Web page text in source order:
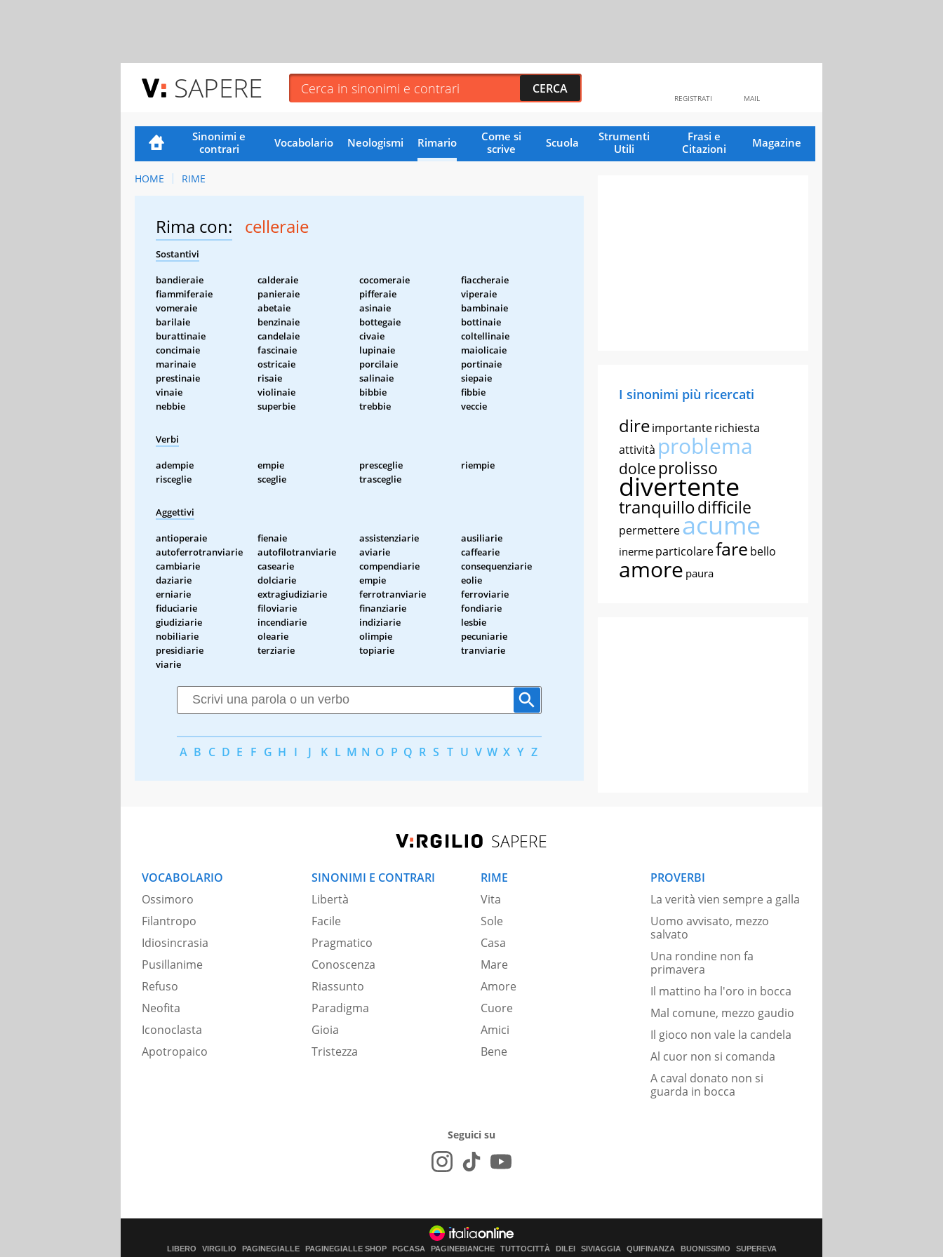
SAPERE MAIL
REGISTRATI
Sinonimi e
contrari
Vocabolario Neologismi Rimario
Come si
scrive
Scuola
Strumenti
Utili
Frasi e
Citazioni
Magazine
HOME RIME
Rima con: celleraie
Sostantivi
bandieraie calderaie cocomeraie
fiaccheraie
fiammiferaie
panieraie pifferaie
viperaie
vomeraie
abetaie asinaie
bambinaie
barilaie
benzinaie bottegaie
bottinaie
burattinaie
candelaie civaie
coltellinaie
concimaie
fascinaie lupinaie
maiolicaie
marinaie
ostricaie porcilaie
portinaie
prestinaie
risaie salinaie
siepaie
vinaie
violinaie bibbie
fibbie
nebbie
superbie trebbie veccie
Verbi
adempie empie presceglie
riempie
risceglie
sceglie trasceglie
Aggettivi
antioperaie fienaie assistenziarie
ausiliarie
autoferrotranviarie
autofilotranviarie aviarie
caffearie
cambiarie
casearie compendiarie
consequenziarie
daziarie
dolciarie empie
eolie
erniarie
extragiudiziarie ferrotranviarie
ferroviarie
fiduciarie
filoviarie finanziarie
fondiarie
giudiziarie
incendiarie indiziarie
lesbie
nobiliarie
olearie olimpie
pecuniarie
presidiarie
terziarie topiarie
tranviarie
viarie
A B C D E F G H I J K L M N O P Q R S T U V W X Y Z
I sinonimi più ricercati
direimportanterichiesta
attività problema
dolce prolisso
divertente
tranquillodifficile
permettereacume
inerme particolarefare bello
amore paura
SAPERE
VOCABOLARIO
Ossimoro
Filantropo
Idiosincrasia
Pusillanime
Refuso
Neofita
Iconoclasta
Apotropaico
SINONIMI E CONTRARI
Libertà
Facile
Pragmatico
Conoscenza
Riassunto
Paradigma
Gioia
Tristezza
RIME
Vita
Sole
Casa
Mare
Amore
Cuore
Amici
Bene
PROVERBI
La verità vien sempre a galla
Uomo avvisato, mezzo
salvato
Una rondine non fa
primavera
Il mattino ha l'oro in bocca
Mal comune, mezzo gaudio
Il gioco non vale la candela
Al cuor non si comanda
A caval donato non si
guarda in bocca
Seguici su
LIBERO VIRGILIO PAGINEGIALLE PAGINEGIALLE SHOP PGCASA PAGINEBIANCHE TUTTOCITTÀ DILEI SIVIAGGIA QUIFINANZA BUONISSIMO SUPEREVA